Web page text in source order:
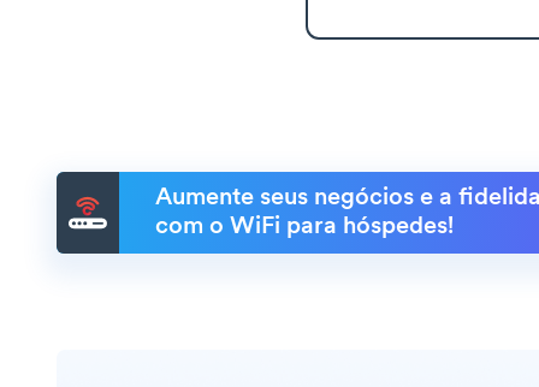
Aumente seus negócios e a
com o WiFi para hóspedes!